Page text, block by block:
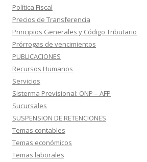
Política Fiscal
Precios de Transferencia
Principios Generales y Código Tributario
Prórrogas de vencimientos
PUBLICACIONES
Recursos Humanos
Servicios
Sisterma Previsional: ONP – AFP
Sucursales
SUSPENSION DE RETENCIONES
Temas contables
Temas económicos
Temas laborales